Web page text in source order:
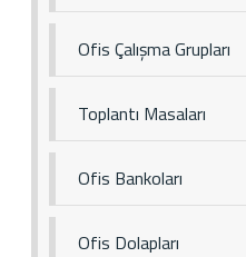
Ofis Çalışma Grupları
Toplantı Masaları
Ofis Bankoları
Ofis Dolapları